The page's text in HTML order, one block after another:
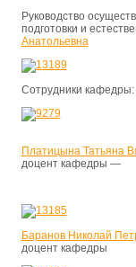
Руководство
подготовки и
Анатольевна
Сотрудники кафедры:
Платицына Татьяна
доцент кафедры —
Баранов Николай
доцент кафедры